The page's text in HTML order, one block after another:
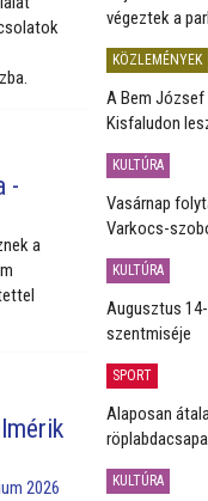
-
a
2026
végeztek a
KÖZLEMÉNYEK
A Bem
Kisfaludon
KULTÚRA
Vasárnap
Varkocs-
KULTÚRA
Augusztus
szentmiséje
SPORT
Alaposan
KULTÚRA